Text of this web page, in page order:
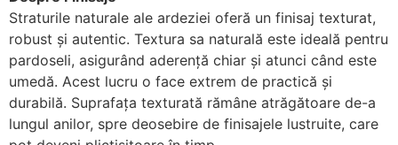
Straturile naturale ale ardeziei oferă un finisaj texturat,
robust și autentic. Textura sa naturală este ideală pentru
pardoseli, asigurând aderență chiar și atunci când este
umedă. Acest lucru o face extrem de practică și
durabilă. Suprafața texturată rămâne atrăgătoare de-a
lungul anilor, spre deosebire de finisajele lustruite, care